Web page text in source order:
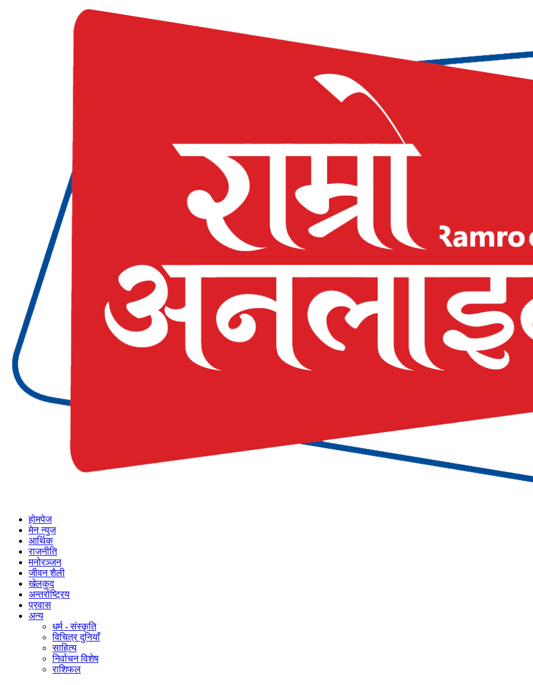
होमपेज
मेन न्युज
आर्थिक
राजनीति
मनोरञ्जन
जीवन शैली
खेलकुद
अन्तर्राष्ट्रिय
प्रवास
अन्य
धर्म - संस्कृति
विचित्र दुनियाँ
साहित्य
निर्वाचन विशेष
राशिफल